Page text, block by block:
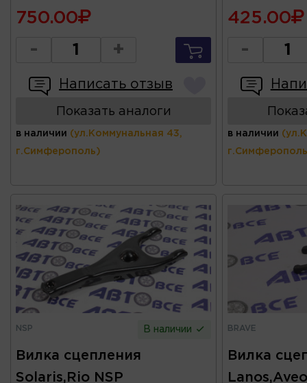
750.00
- +
Написать отзыв
Показать аналоги
в наличии (ул.Коммунальная 43,
г.Симферополь)
425.00
-
в наличии
NSP В наличии
Вилка сцепления
Solaris,Rio NSP
BRAVE
Вилка